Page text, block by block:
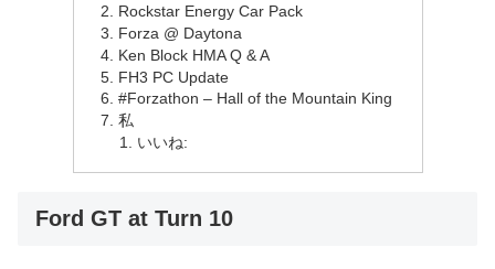
Rockstar Energy Car Pack
Forza @ Daytona
Ken Block HMA Q & A
FH3 PC Update
#Forzathon – Hall of the Mountain King
私
いいね:
Ford GT at Turn 10